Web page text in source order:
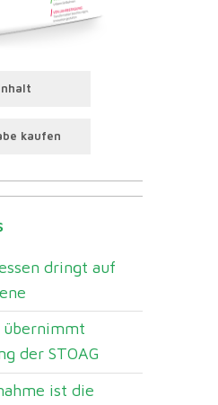
kaufen
dringt auf
übernimmt
der STOAG
ist die